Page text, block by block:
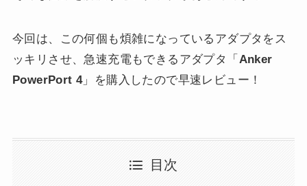
今回は、この何個も煩雑になっているアダプタをス
ッキリさせ、急速充電もできるアダプタ「 Anker
PowerPort 4」を購入したので早速レビュー！
目次